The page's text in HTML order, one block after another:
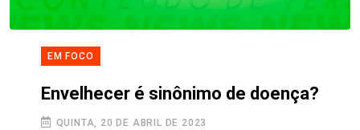
EM FOCO
Envelhecer é sinônimo de doença?
QUINTA, 20 DE ABRIL DE 2023